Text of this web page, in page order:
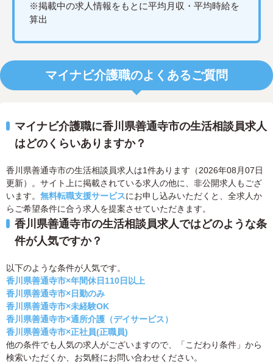
※掲載中の求人情報をもとに平均月収・平均時給を
算出
マイナビ介護職のよくあるご質問
マイナビ介護職に香川県善通寺市の生活相談員求人
はどのくらいありますか？
香川県善通寺市の生活相談員求人は1件あります（2026年08月07日
更新）。サイト上に掲載されている求人の他に、非公開求人もござ
います。 無料転職支援サービスにお申し込みいただくと、全求人か
らご希望条件に合う求人を提案させていただきます。
香川県善通寺市の生活相談員求人ではどのような条
件が人気ですか？
以下のような条件が人気です。
香川県善通寺市×年間休日110日以上
香川県善通寺市×日勤のみ
香川県善通寺市×未経験OK
香川県善通寺市×通所介護（デイサービス）
香川県善通寺市×正社員(正職員)
他の条件でも人気の求人がございますので、「こだわり条件」から
検索いただくか、お気軽にお問い合わせください。